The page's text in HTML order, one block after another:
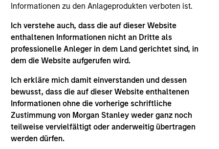
Informationen zu den Anlageprodukten verboten ist.
Ich verstehe auch, dass die auf dieser Website
enthaltenen Informationen nicht an Dritte als
professionelle Anleger in dem Land gerichtet sind, in
dem die Website aufgerufen wird.
Ich erkläre mich damit einverstanden und dessen
bewusst, dass die auf dieser Website enthaltenen
Informationen ohne die vorherige schriftliche
Zustimmung von Morgan Stanley weder ganz noch
teilweise vervielfältigt oder anderweitig übertragen
werden dürfen.
also served as a merger and acquisitions advisor
a B.S. from the University of Richmond. He is a
member of the CFA Society Boston and holds the
Chartered Financial Analyst designation. He also
holds the Chartered Alternative Investment Analyst
(CAIA) designation.
Team Insights